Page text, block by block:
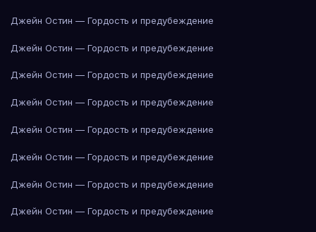
Джейн Остин — Гордость и предубеждение
Джейн Остин — Гордость и предубеждение
Джейн Остин — Гордость и предубеждение
Джейн Остин — Гордость и предубеждение
Джейн Остин — Гордость и предубеждение
Джейн Остин — Гордость и предубеждение
Джейн Остин — Гордость и предубеждение
Джейн Остин — Гордость и предубеждение